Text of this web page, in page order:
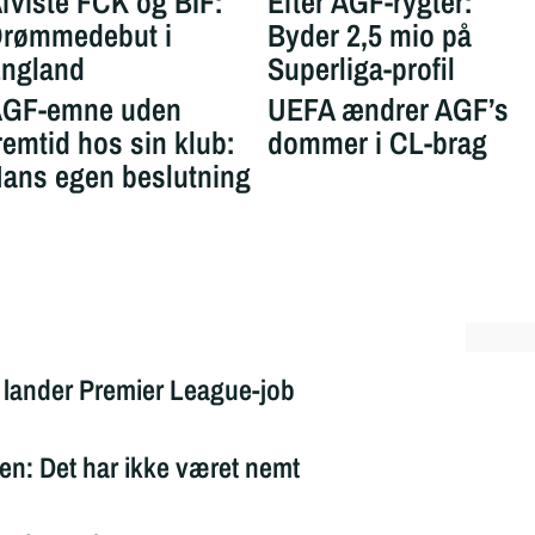
i
Byder 2,5 mio på
Superliga-profil
emne uden
hos sin klub:
egen beslutning
UEFA ændrer AGF’s
dommer i CL-brag
Premier League-job
Det har ikke været nemt